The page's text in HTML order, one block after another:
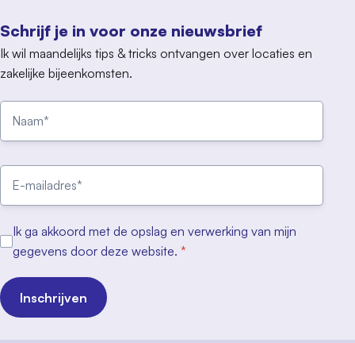
Schrijf je in voor onze nieuwsbrief
Ik wil maandelijks tips & tricks ontvangen over locaties en
zakelijke bijeenkomsten.
Ik ga akkoord met de opslag en verwerking van mijn
gegevens door deze website. *
Inschrijven